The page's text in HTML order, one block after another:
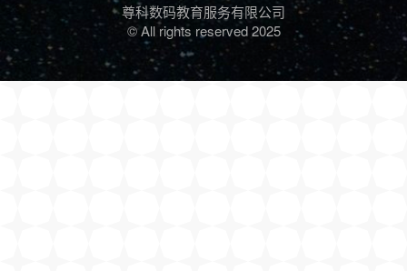
尊科数码教育服务有限公司
© All rights reserved 2025